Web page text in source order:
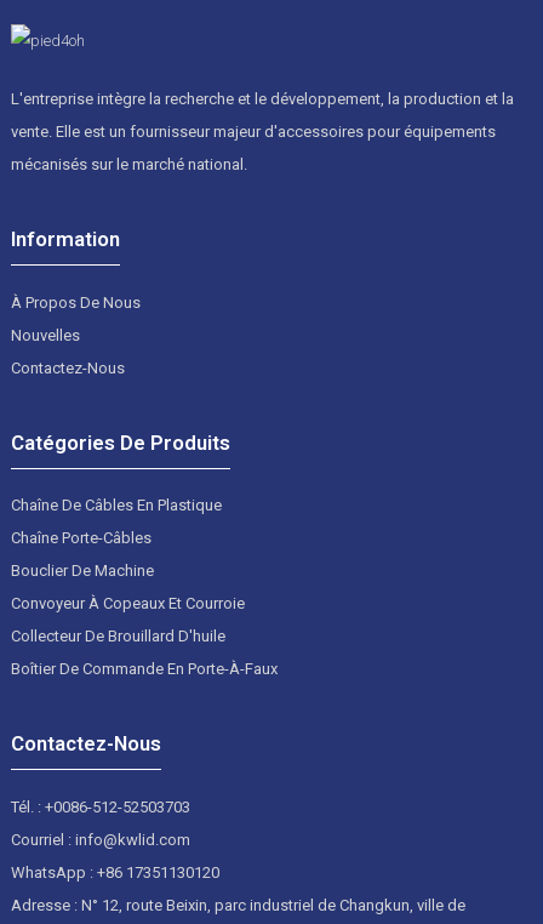
L'entreprise intègre la recherche et le développement, la production et la
vente. Elle est un fournisseur majeur d'accessoires pour équipements
mécanisés sur le marché national.
Information
À Propos De Nous
Nouvelles
Contactez-Nous
Catégories De Produits
Chaîne De Câbles En Plastique
Chaîne Porte-Câbles
Bouclier De Machine
Convoyeur À Copeaux Et Courroie
Collecteur De Brouillard D'huile
Boîtier De Commande En Porte-À-Faux
Contactez-Nous
Tél. : +0086-512-52503703
Courriel : info@kwlid.com
WhatsApp : +86 17351130120
Adresse : N° 12, route Beixin, parc industriel de Changkun, ville de